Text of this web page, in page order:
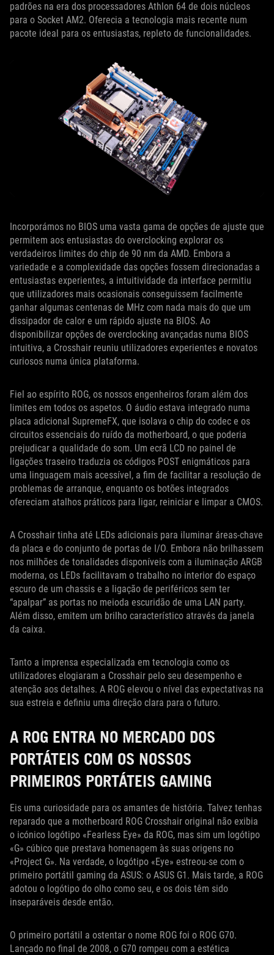
padrões na era dos processadores Athlon 64 de dois núcleos
para o Socket AM2. Oferecia a tecnologia mais recente num
pacote ideal para os entusiastas, repleto de funcionalidades.
Incorporámos no BIOS uma vasta gama de opções de ajuste que
permitem aos entusiastas do overclocking explorar os
verdadeiros limites do chip de 90 nm da AMD. Embora a
variedade e a complexidade das opções fossem direcionadas a
entusiastas experientes, a intuitividade da interface permitiu
que utilizadores mais ocasionais conseguissem facilmente
ganhar algumas centenas de MHz com nada mais do que um
dissipador de calor e um rápido ajuste na BIOS. Ao
disponibilizar opções de overclocking avançadas numa BIOS
intuitiva, a Crosshair reuniu utilizadores experientes e novatos
curiosos numa única plataforma.
Fiel ao espírito ROG, os nossos engenheiros foram além dos
limites em todos os aspetos. O áudio estava integrado numa
placa adicional SupremeFX, que isolava o chip do codec e os
circuitos essenciais do ruído da motherboard, o que poderia
prejudicar a qualidade do som. Um ecrã LCD no painel de
ligações traseiro traduzia os códigos POST enigmáticos para
uma linguagem mais acessível, a fim de facilitar a resolução de
problemas de arranque, enquanto os botões integrados
ofereciam atalhos práticos para ligar, reiniciar e limpar a CMOS.
A Crosshair tinha até LEDs adicionais para iluminar áreas-chave
da placa e do conjunto de portas de I/O. Embora não brilhassem
nos milhões de tonalidades disponíveis com a iluminação ARGB
moderna, os LEDs facilitavam o trabalho no interior do espaço
escuro de um chassis e a ligação de periféricos sem ter
“apalpar” as portas no meioda escuridão de uma LAN party.
Além disso, emitem um brilho característico através da janela
da caixa.
Tanto a imprensa especializada em tecnologia como os
utilizadores elogiaram a Crosshair pelo seu desempenho e
atenção aos detalhes. A ROG elevou o nível das expectativas na
sua estreia e definiu uma direção clara para o futuro.
A ROG ENTRA NO MERCADO DOS
PORTÁTEIS COM OS NOSSOS
PRIMEIROS PORTÁTEIS GAMING
Eis uma curiosidade para os amantes de história. Talvez tenhas
reparado que a motherboard ROG Crosshair original não exibia
o icónico logótipo «Fearless Eye» da ROG, mas sim um logótipo
«G» cúbico que prestava homenagem às suas origens no
«Project G». Na verdade, o logótipo «Eye» estreou-se com o
primeiro portátil gaming da ASUS: o ASUS G1. Mais tarde, a ROG
adotou o logótipo do olho como seu, e os dois têm sido
inseparáveis desde então.
O primeiro portátil a ostentar o nome ROG foi o ROG G70.
Lançado no final de 2008, o G70 rompeu com a estética